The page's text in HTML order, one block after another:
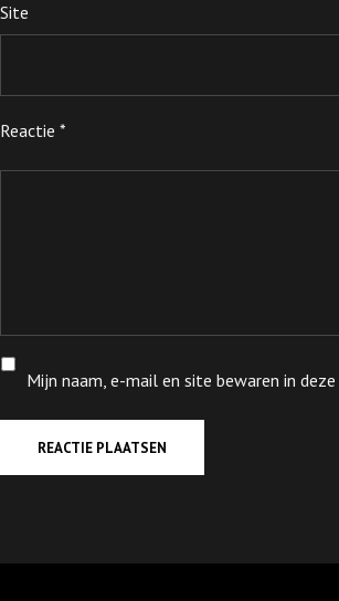
Site
Reactie *
Mijn naam, e-mail en site bewaren in